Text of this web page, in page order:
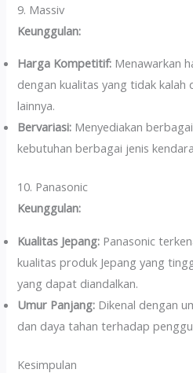
9. Massiv
Keunggulan:
Harga Kompetitif: Menawarkan
dengan kualitas yang tidak kalah
lainnya.
Bervariasi: Menyediakan
kebutuhan berbagai jenis
10. Panasonic
Keunggulan:
Kualitas Jepang: Panasonic
kualitas produk Jepang yang
yang dapat diandalkan.
Umur Panjang: Dikenal dengan
dan daya tahan terhadap
Kesimpulan